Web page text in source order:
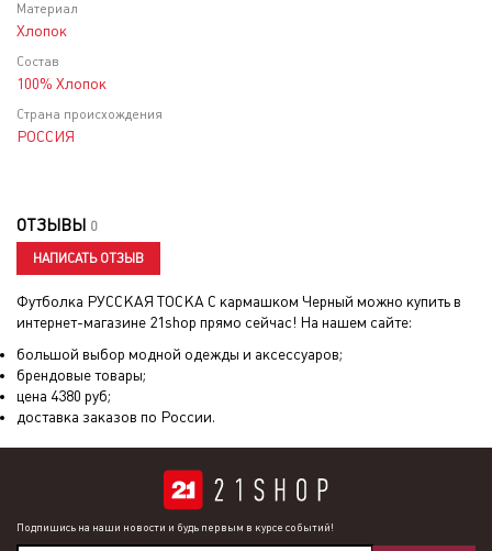
Материал
Хлопок
Состав
100% Хлопок
Страна происхождения
РОССИЯ
ОТЗЫВЫ 0
НАПИСАТЬ ОТЗЫВ
Футболка РУССКАЯ ТОСКА С кармашком Черный можно купить в
интернет-магазине 21shop прямо сейчас! На нашем сайте:
большой выбор модной одежды и аксессуаров;
брендовые товары;
цена 4380 руб;
доставка заказов по России.
Подпишись на наши новости и будь первым в курсе событий!